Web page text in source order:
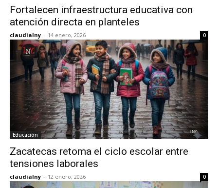
Fortalecen infraestructura educativa con
atención directa en planteles
claudialny - 14 enero, 2026 0
Educación
Zacatecas retoma el ciclo escolar entre
tensiones laborales
claudialny - 12 enero, 2026 0